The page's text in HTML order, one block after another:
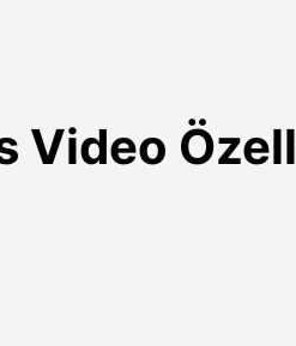
Video